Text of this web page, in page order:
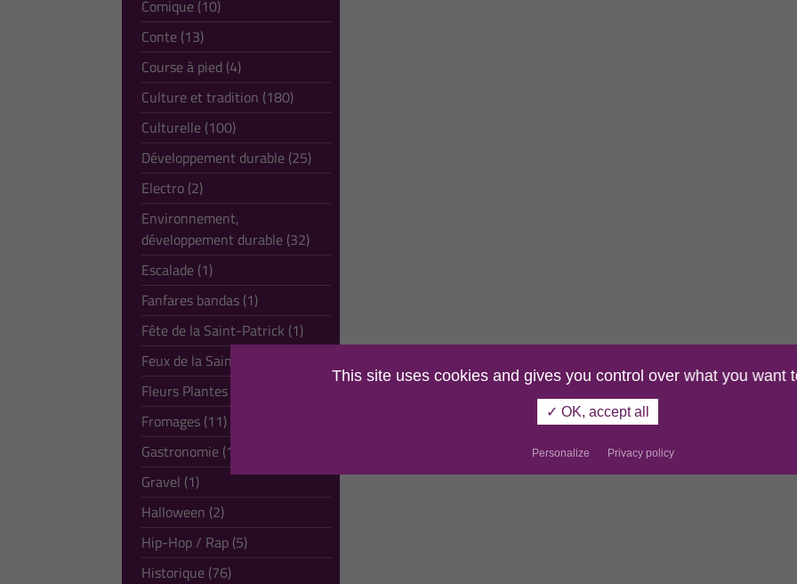
Comique (10)
Conte (13)
Course à pied (4)
Culture et tradition (180)
Culturelle (100)
Développement durable (25)
Electro (2)
Environnement,
développement durable (32)
Escalade (1)
Fanfares bandas (1)
Fête de la Saint-Patrick (1)
Feux de la Saint-Jean (1)
Fleurs Plantes (28)
Fromages (11)
Gastronomie (16)
Gravel (1)
Halloween (2)
Hip-Hop / Rap (5)
Historique (76)
This site uses cookies and gives you control over what you want
✓ OK, accept all
Personalize Privacy policy